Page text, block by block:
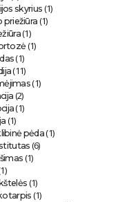
skyrius (1)
priežiūra (1)
(1)
(1)
(1)
(11)
(1)
(2)
(1)
(1)
pėda(1)
(6)
(1)
(1)
(1)